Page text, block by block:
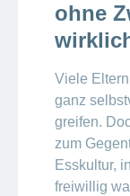
ohne
Viele
ganz
greifen.
zum
Esskultur,
freiwillig